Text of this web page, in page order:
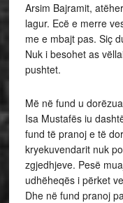
Arsim Bajramit,
lagur. Ecë e merre
me e mbajt pas. Siç
Nuk i besohet as
pushtet.
Më në fund u
Isa Mustafës iu
fund të pranoj e të
kryekuvendarit nuk
zgjedhjeve. Pesë
udhëheqës i përket
Dhe në fund pranoj